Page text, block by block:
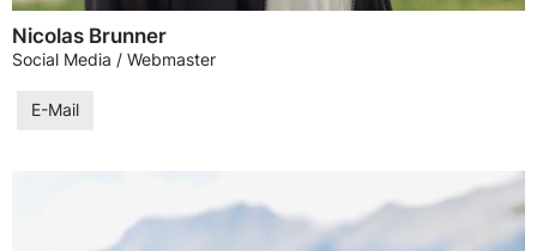
Nicolas Brunner
Social Media / Webmaster
E-Mail